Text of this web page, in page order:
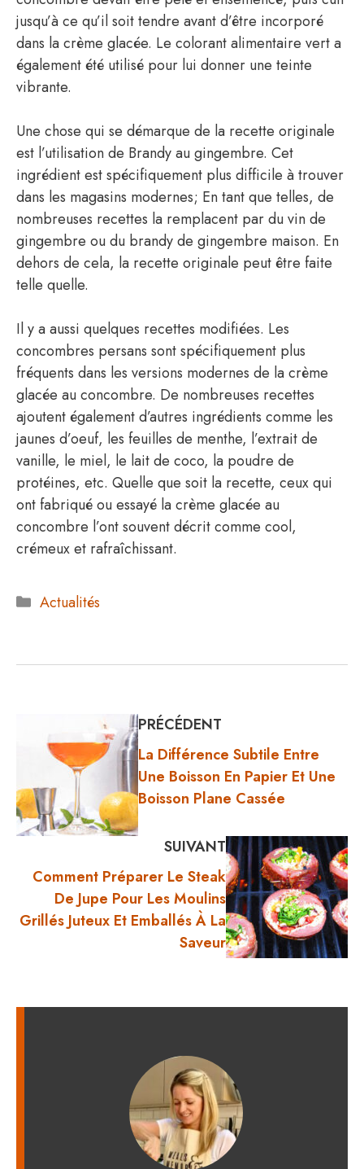
jusqu’à ce qu’il soit tendre avant d’être incorporé
dans la crème glacée. Le colorant alimentaire vert a
également été utilisé pour lui donner une teinte
vibrante.
Une chose qui se démarque de la recette originale
est l’utilisation de Brandy au gingembre. Cet
ingrédient est spécifiquement plus difficile à trouver
dans les magasins modernes; En tant que telles, de
nombreuses recettes la remplacent par du vin de
gingembre ou du brandy de gingembre maison. En
dehors de cela, la recette originale peut être faite
telle quelle.
Il y a aussi quelques recettes modifiées. Les
concombres persans sont spécifiquement plus
fréquents dans les versions modernes de la crème
glacée au concombre. De nombreuses recettes
ajoutent également d’autres ingrédients comme les
jaunes d’oeuf, les feuilles de menthe, l’extrait de
vanille, le miel, le lait de coco, la poudre de
protéines, etc. Quelle que soit la recette, ceux qui
ont fabriqué ou essayé la crème glacée au
concombre l’ont souvent décrit comme cool,
crémeux et rafraîchissant.
Catégories
Actualités
PRÉCÉDENT
La Différence Subtile Entre
Une Boisson En Papier Et Une
Boisson Plane Cassée
SUIVANT
Comment Préparer Le Steak
De Jupe Pour Les Moulins
Grillés Juteux Et Emballés À La
Saveur